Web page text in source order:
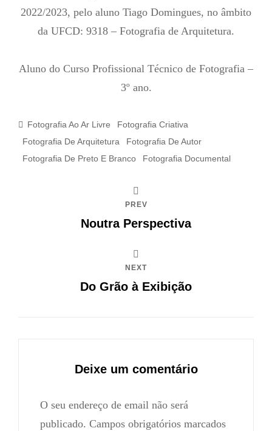
2022/2023, pelo aluno Tiago Domingues, no âmbito
da UFCD: 9318 – Fotografia de Arquitetura.
Aluno do Curso Profissional Técnico de Fotografia –
3º ano.
Categories
Fotografia Ao Ar Livre
Fotografia Criativa
Fotografia De Arquitetura
Fotografia De Autor
Fotografia De Preto E Branco
Fotografia Documental
PREV
Noutra Perspectiva
NEXT
Do Grão à Exibição
Deixe um comentário
O seu endereço de email não será
publicado. Campos obrigatórios marcados